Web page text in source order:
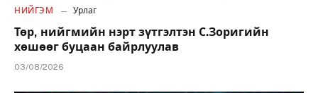
НИЙГЭМ Урлаг
Төр, нийгмийн нэрт зүтгэлтэн С.Зоригийн
хөшөөг буцаан байрлуулав
03/08/2026